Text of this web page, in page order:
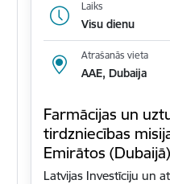
Laiks
Visu dienu
Atrašanās vieta
AAE, Dubaija
Farmācijas un
tirdzniecības
Emirātos (Dubaijā)
Latvijas Investīciju un